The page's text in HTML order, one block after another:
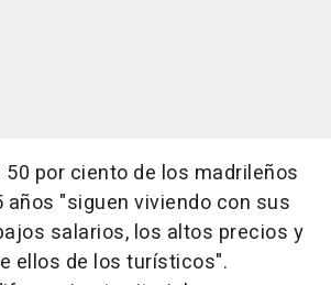
por ciento de los madrileños
años "siguen viviendo con sus
salarios, los altos precios y
ellos de los turísticos".